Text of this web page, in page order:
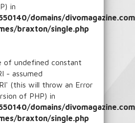
in
domains/
braxton/single.php
of undefined constant
- assumed
(this will throw an Error
of PHP) in
domains/
braxton/single.php